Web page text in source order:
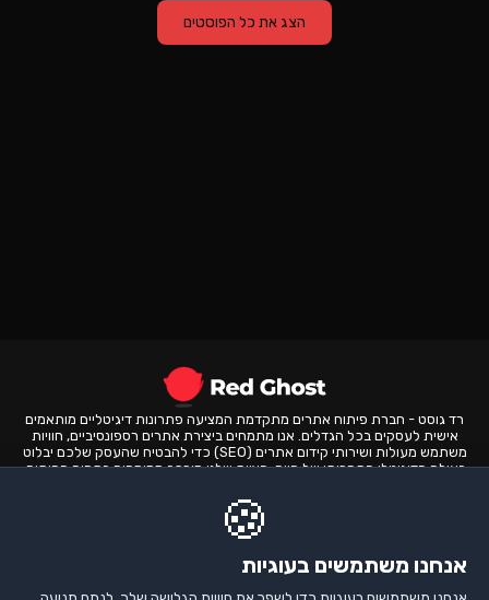
הצג את כל הפוסטים
רד גוסט - חברת פיתוח אתרים מתקדמת המציעה פתרונות דיגיטליים מותאמים
אישית לעסקים בכל הגדלים. אנו מתמחים ביצירת אתרים רספונסיביים, חוויות
משתמש מעולות ושירותי קידום אתרים (SEO) כדי להבטיח שהעסק שלכם יבלוט
בעולם הדיגיטלי התחרותי של היום. הצוות שלנו מורכב ממומחים בתחום הפיתוח,
המקוונת שלכם. בואו לעבוד עם רד גוסט ולהפוך את הרעיונות שלכם למציאות
דיגיטלית מצליחה.
🍪
אנחנו משתמשים בעוגיות